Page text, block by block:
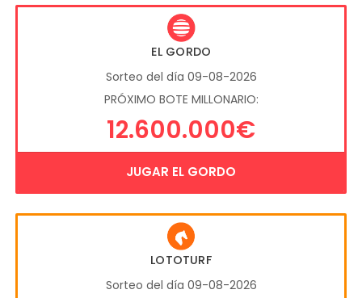
EL GORDO
Sorteo del día 09-08-2026
PRÓXIMO BOTE MILLONARIO:
12.600.000€
JUGAR EL GORDO
LOTOTURF
Sorteo del día 09-08-2026